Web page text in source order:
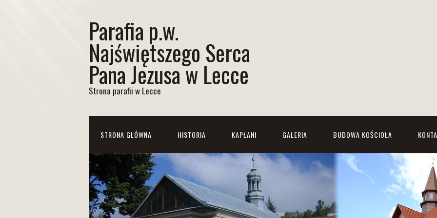
Parafia p.w.
Najświętszego Serca
Pana Jezusa w Lecce
Strona parafii w Lecce
STRONA GŁÓWNA HISTORIA KAPŁANI GALERIA BUDOWA KOŚCIOŁA